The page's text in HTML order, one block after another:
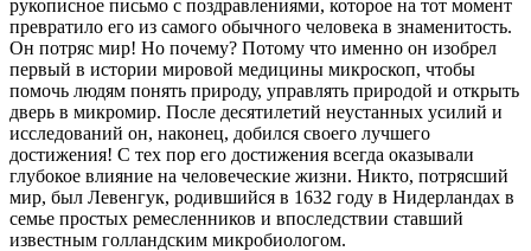
рукописное письмо с поздравлениями, которое на тот момент
превратило его из самого обычного человека в знаменитость.
Он потряс мир! Но почему? Потому что именно он изобрел
первый в истории мировой медицины микроскоп, чтобы
помочь людям понять природу, управлять природой и открыть
дверь в микромир. После десятилетий неустанных усилий и
исследований он, наконец, добился своего лучшего
достижения! С тех пор его достижения всегда оказывали
глубокое влияние на человеческие жизни. Никто, потрясший
мир, был Левенгук, родившийся в 1632 году в Нидерландах в
семье простых ремесленников и впоследствии ставший
известным голландским микробиологом.